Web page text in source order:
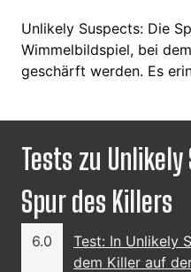
Unlikely Suspects: Die
Wimmelbildspiel, bei
geschärft werden. Es
Tests zu Unlikely
Spur des Killers
6.0
Test: In Unlikely
dem Killer auf